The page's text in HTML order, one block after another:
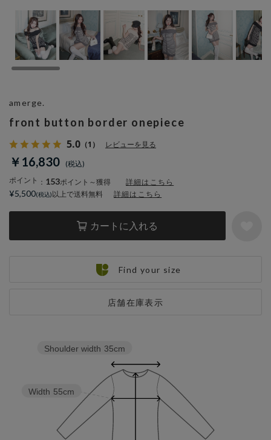
front button border onepiece
5.0 （1） レビューを見る
￥16,830
ポイント ： 153ポイント～獲得 詳細はこちら
カートに入れる
店舗在庫表示
amerge.
¥5,500 以上で送料無料 詳細はこちら
Find your size
Width 55cm
Shoulder width 35cm